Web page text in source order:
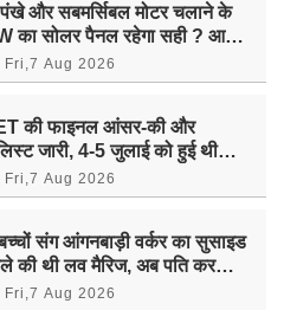
और सबमर्सिबल मोटर चलाने के
का सोलर पैनल रहेगा सही ? आइए
Fri,7 Aug 2026
की फाइनल आंसर-की और
जारी, 4-5 जुलाई को हुई थी
Fri,7 Aug 2026
संग आंगनबाड़ी वर्कर का सुसाइड
की थी लव मैरिज, अब पति करता
Fri,7 Aug 2026